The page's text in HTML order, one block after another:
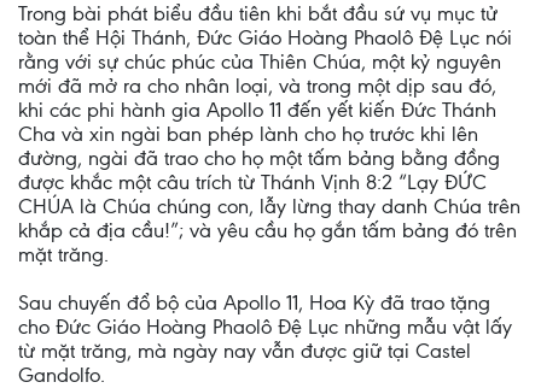
Trong bài phát biểu đầu tiên khi bắt đầu sứ vụ mục tử
toàn thể Hội Thánh, Đức Giáo Hoàng Phaolô Đệ Lục nói
rằng với sự chúc phúc của Thiên Chúa, một kỷ nguyên
mới đã mở ra cho nhân loại, và trong một dịp sau đó,
khi các phi hành gia Apollo 11 đến yết kiến Đức Thánh
Cha và xin ngài ban phép lành cho họ trước khi lên
đường, ngài đã trao cho họ một tấm bảng bằng đồng
được khắc một câu trích từ Thánh Vịnh 8:2 “Lạy ĐỨC
CHÚA là Chúa chúng con, lẫy lừng thay danh Chúa trên
khắp cả địa cầu!”; và yêu cầu họ gắn tấm bảng đó trên
mặt trăng.
Sau chuyến đổ bộ của Apollo 11, Hoa Kỳ đã trao tặng
cho Đức Giáo Hoàng Phaolô Đệ Lục những mẫu vật lấy
từ mặt trăng, mà ngày nay vẫn được giữ tại Castel
Gandolfo.